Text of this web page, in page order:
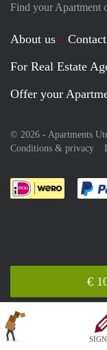
€
Find your Apartment
About us Contact
For Real Estate
Offer your
© 2026 - Apartments
Conditions & privacy